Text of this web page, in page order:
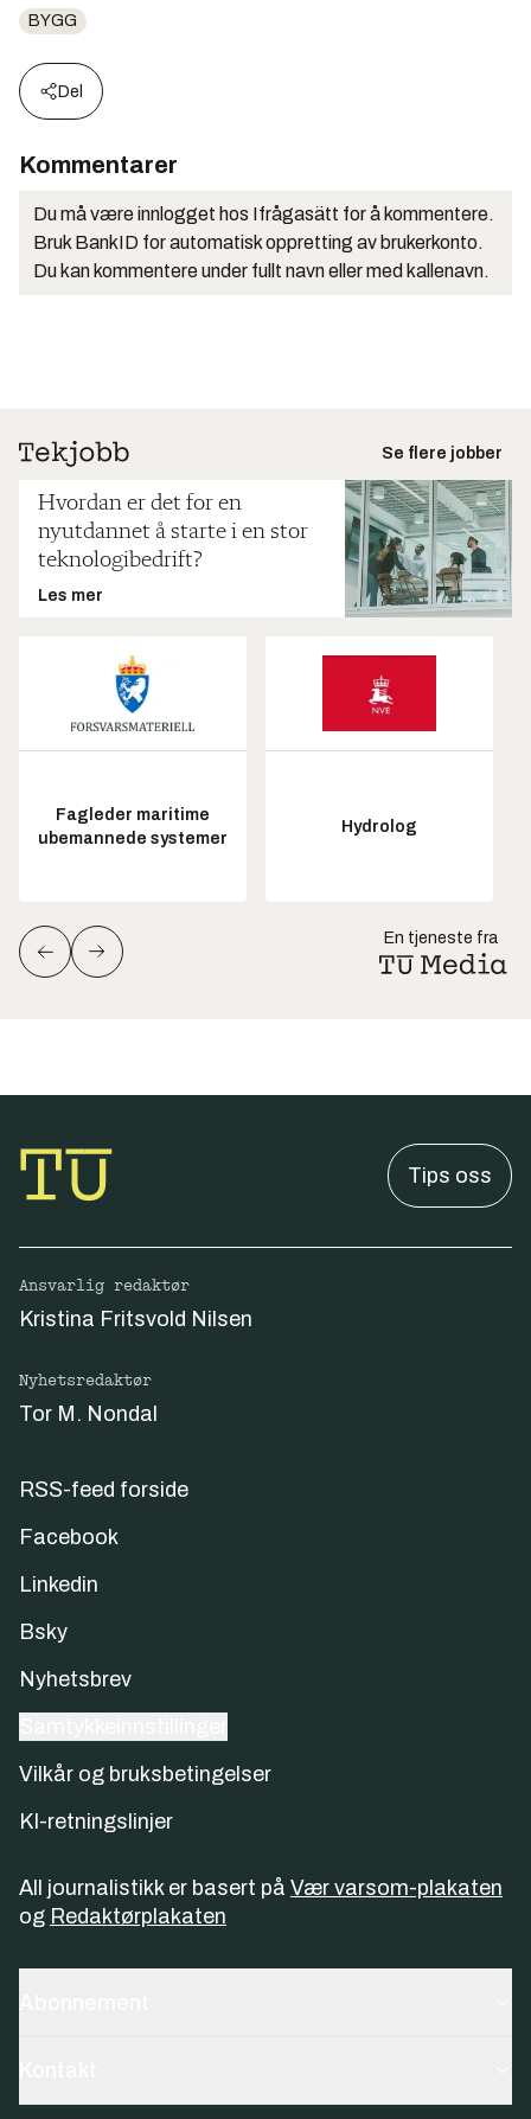
BYGG
Del
Kommentarer
Du må være innlogget hos Ifrågasätt for å kommentere.
Bruk BankID for automatisk oppretting av brukerkonto.
Du kan kommentere under fullt navn eller med kallenavn.
Se flere jobber
Hvordan er det for en
nyutdannet å starte i en stor
teknologibedrift?
Les mer
Fagleder maritime
ubemannede systemer
Hydrolog
En tjeneste fra
Tips oss
Ansvarlig redaktør
Kristina Fritsvold Nilsen
Nyhetsredaktør
Tor M. Nondal
RSS-feed forside
Facebook
Linkedin
Bsky
Nyhetsbrev
Vilkår og bruksbetingelser
KI-retningslinjer
All journalistikk er basert på Vær varsom-plakaten
og Redaktørplakaten